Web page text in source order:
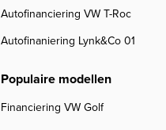
Autofinanciering VW T-Roc
Autofinaniering Lynk&Co 01
Populaire modellen
Financiering VW Golf